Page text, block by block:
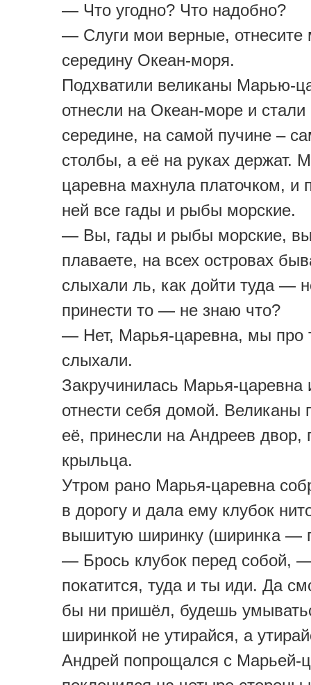
— Что угодно? Что надобно?
— Слуги мои верные, отнесите
середину Океан-моря.
Подхватили великаны Марью-
отнесли на Океан-море и стали
середине, на самой пучине –
столбы, а её на руках держат.
царевна махнула платочком, и
ней все гады и рыбы морские.
— Вы, гады и рыбы морские, вы
плаваете, на всех островах
слыхали ль, как дойти туда —
принести то — не знаю что?
— Нет, Марья-царевна, мы про
слыхали.
Закручинилась Марья-царевна
отнести себя домой. Великаны
её, принесли на Андреев двор,
крыльца.
Утром рано Марья-царевна
в дорогу и дала ему клубок
вышитую ширинку (ширинка —
— Брось клубок перед собой,
покатится, туда и ты иди. Да
бы ни пришёл, будешь
ширинкой не утирайся, а
Андрей попрощался с Марьей-